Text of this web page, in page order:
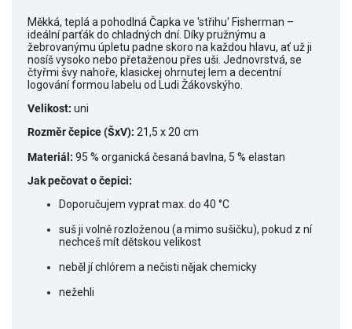
Měkká, teplá a pohodlná Čapka ve 'střihu' Fisherman –
ideální parťák do chladných dní. Díky pružnýmu a
žebrovanýmu úpletu padne skoro na každou hlavu, ať už ji
nosíš vysoko nebo přetaženou přes uši. Jednovrstvá, se
čtyřmi švy nahoře, klasickej ohrnutej lem a decentní
logování formou labelu od Ludi Žákovskýho.
Velikost: uni
Rozměr čepice (ŠxV): 21,5 x 20 cm
Materiál: 95 % organická česaná bavlna, 5 % elastan
Jak pečovat o čepici:
Doporučujem vyprat max. do 40 °C
suš ji volně rozloženou (a mimo sušičku), pokud z ní
nechceš mít dětskou velikost
neběl jí chlórem a nečisti nějak chemicky
nežehli